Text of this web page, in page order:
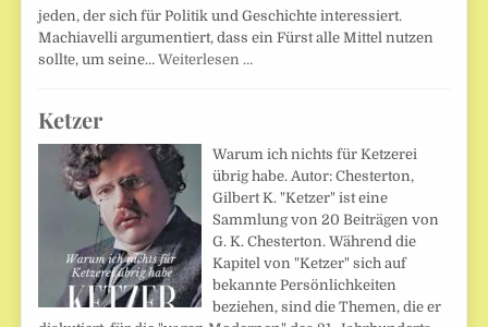
jeden, der sich für Politik und Geschichte interessiert.
Machiavelli argumentiert, dass ein Fürst alle Mittel nutzen
sollte, um seine…Weiterlesen …
Ketzer
Warum ich nichts für Ketzerei
übrig habe. Autor: Chesterton,
Gilbert K. "Ketzer" ist eine
Sammlung von 20 Beiträgen von
G. K. Chesterton. Während die
Kapitel von "Ketzer" sich auf
bekannte Persönlichkeiten
beziehen, sind die Themen, die er